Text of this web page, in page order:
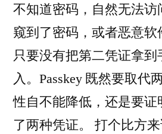
不知道密码，自然无法访
窥到了密码，或者恶意软
只要没有把第二凭证拿
入。Passkey 既然要取代
性自不能降低，还是要证
了两种凭证。 打个比方